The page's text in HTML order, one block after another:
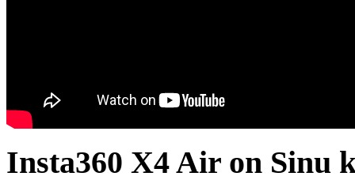
Insta360 X4 Air on Sinu